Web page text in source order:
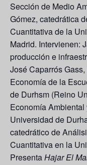
Sección de Medio
Gómez, catedrática
Cuantitativa de la
Madrid. Intervienen:
producción e
José Caparrós Gass
Economía de la
de Durhsm (Reino
Economía
Universidad de
catedrático de
Cuantitativa en la
PresentaHajar El